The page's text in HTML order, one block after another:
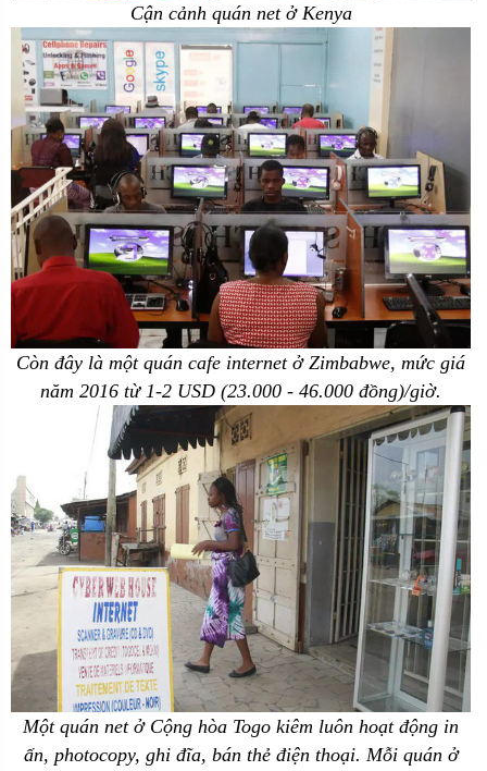
Cận cảnh quán net ở Kenya
Còn đây là một quán cafe internet ở Zimbabwe, mức giá
năm 2016 từ 1-2 USD (23.000 - 46.000 đồng)/giờ.
Một quán net ở Cộng hòa Togo kiêm luôn hoạt động in
ấn, photocopy, ghi đĩa, bán thẻ điện thoại. Mỗi quán ở